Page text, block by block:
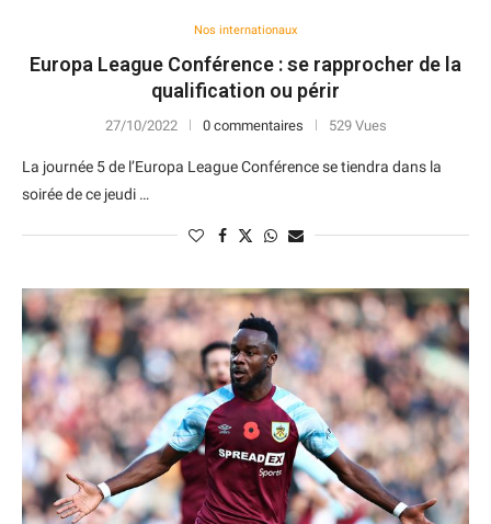
Nos internationaux
Europa League Conférence : se rapprocher de la
qualification ou périr
27/10/2022 0 commentaires 529 Vues
La journée 5 de l’Europa League Conférence se tiendra dans la
soirée de ce jeudi …